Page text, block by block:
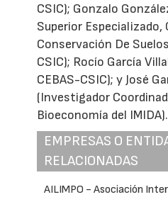
CSIC); Gonzalo
Superior Especializado,
Conservación De
CSIC); Rocío García
CEBAS-CSIC); y José
(Investigador
Bioeconomía del IMIDA).
EMPRESAS O
RELACIONADAS
AILIMPO - Asociación